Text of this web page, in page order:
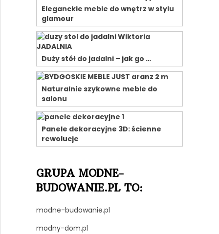
Eleganckie meble do wnętrz w stylu
glamour
Duży stół do jadalni – jak go …
Naturalnie szykowne meble do
salonu
Panele dekoracyjne 3D: ścienne
rewolucje
GRUPA MODNE-
BUDOWANIE.PL TO:
modne-budowanie.pl
modny-dom.pl